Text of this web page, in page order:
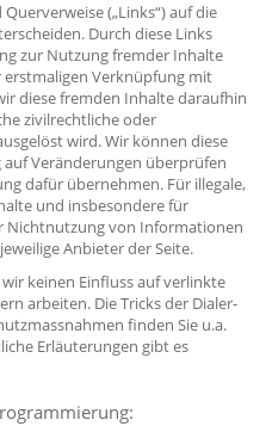
(„Links“) auf die
Durch diese Links
zur Nutzung fremder Inhalte
erstmaligen Verknüpfung mit
diese fremden Inhalte daraufhin
zivilrechtliche oder
wird. Wir können diese
Veränderungen überprüfen
dafür übernehmen. Für illegale,
und insbesondere für
Nichtnutzung von Informationen
Anbieter der Seite.
keinen Einfluss auf verlinkte
arbeiten. Die Tricks der Dialer-
finden Sie u.a.
Erläuterungen gibt es